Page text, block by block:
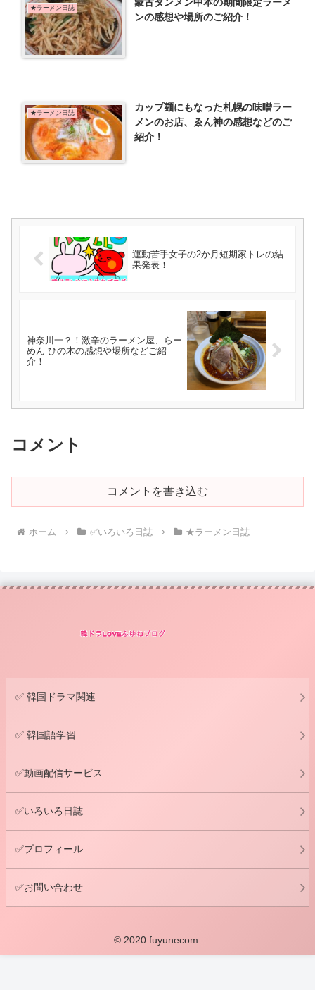
★ラーメン日誌
ンの感想や場所のご紹介！
★ラーメン日誌
カップ麺にもなった札幌の味噌ラー
メンのお店、ゑん神の感想などのご
紹介！
運動苦手女子の2か月短期家トレの結
果発表！
神奈川一？！激辛のラーメン屋、らー
めん ひの木の感想や場所などご紹
介！
コメント
コメントを書き込む
ホーム ✅いろいろ日誌 ★ラーメン日誌
✅ 韓国ドラマ関連
✅ 韓国語学習
✅動画配信サービス
✅いろいろ日誌
✅プロフィール
✅お問い合わせ
© 2020 fuyunecom.